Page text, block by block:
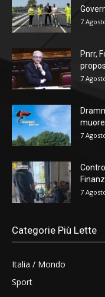
7
Pnrr,
7
7
7
Categorie Più Lette
Italia / Mondo
Sport